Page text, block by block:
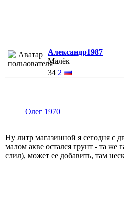
Александр1987
Малёк
34 2
Олег 1970
Ну литр магазинной я сегодня с
малом акве остался грунт - та же
слил), может ее добавить, там